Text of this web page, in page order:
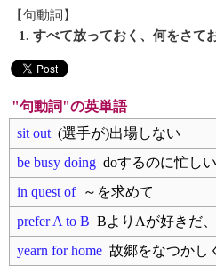
【句動詞】
1. すべて放っておく、何をさて
"句動詞"の英単語
sit out (選手が)出場しない
be busy doing doするのに忙しい
in quest of～を求めて
prefer A to B BよりAが好きだ
yearn for home 故郷をなつかし